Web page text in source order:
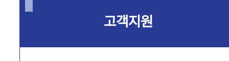
고객지원